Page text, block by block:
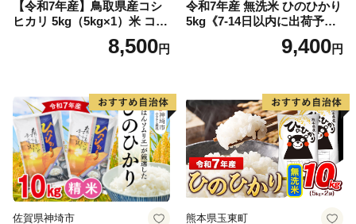
【令和7年産】鳥取県産コシ
ヒカリ 5kg（5kg×1）米 コシ
ヒカリ こしひかり お米 白米
精米 5キロ おこめ こめ コメ
野町産 Elevation
8,500円
令和7年産 無洗米 ひのひかり
5kg《7-14日以内に出荷予定
(土日祝除く)》コメ 米 無洗米
高レビュー｜人気米 熊本県
9,400円
佐賀県神埼市 熊本県玉東町